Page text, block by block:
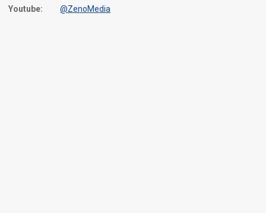
Youtube:
@ZenoMedia